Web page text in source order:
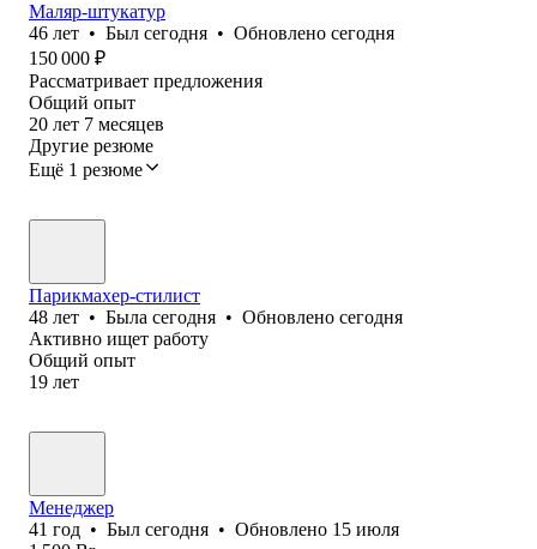
Маляр-штукатур
46 лет • Был сегодня • Обновлено сегодня
150 000 ₽
Рассматривает предложения
Общий опыт
20 лет 7 месяцев
Другие резюме
Ещё 1 резюме
Парикмахер-стилист
48 лет • Была сегодня • Обновлено сегодня
Активно ищет работу
Общий опыт
19 лет
Менеджер
41 год • Был сегодня • Обновлено 15 июля